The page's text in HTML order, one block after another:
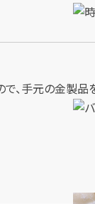
、手元の金製